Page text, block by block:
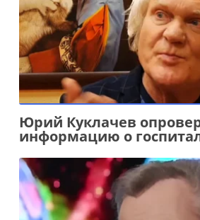
Юрий Куклачев
информацию о